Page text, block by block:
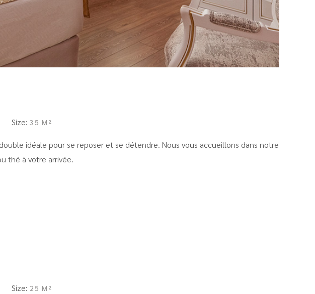
Size: 35 M²
idéale pour se reposer et se détendre. Nous vous accueillons dans notre
thé à votre arrivée.
Size: 25 M²